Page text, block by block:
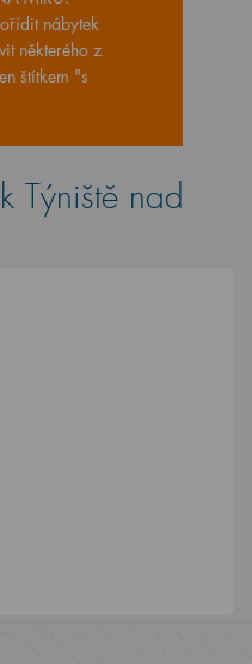
nábytek
některého z
štítkem "s
Týniště nad